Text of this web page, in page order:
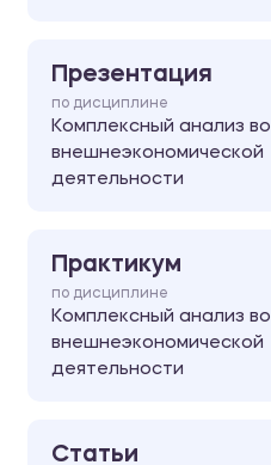
Презентация
по дисциплине
Комплексный анализ во
внешнеэкономической
деятельности
Практикум
по дисциплине
Комплексный анализ во
внешнеэкономической
деятельности
Статьи